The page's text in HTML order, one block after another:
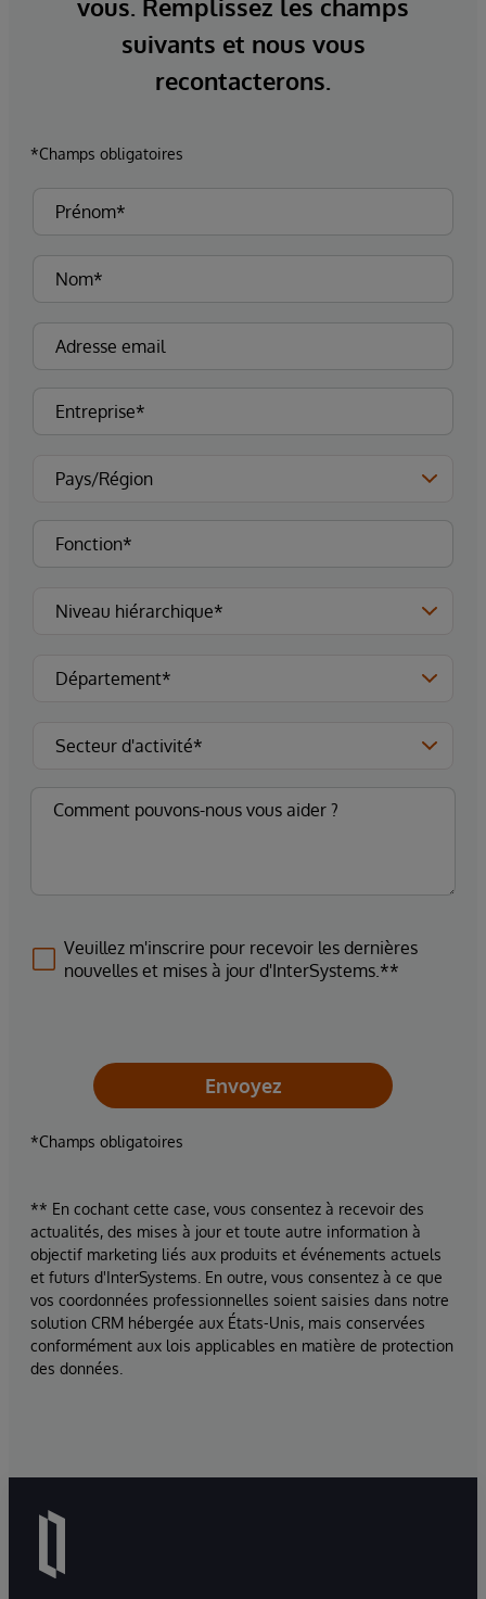
vous. Remplissez les champs
suivants et nous vous
recontacterons.
*Champs obligatoires
Veuillez m'inscrire pour recevoir les dernières
nouvelles et mises à jour d'InterSystems.**
Envoyez
*Champs obligatoires
** En cochant cette case, vous consentez à recevoir des
actualités, des mises à jour et toute autre information à
objectif marketing liés aux produits et événements actuels
et futurs d'InterSystems. En outre, vous consentez à ce que
vos coordonnées professionnelles soient saisies dans notre
solution CRM hébergée aux États-Unis, mais conservées
conformément aux lois applicables en matière de protection
des données.